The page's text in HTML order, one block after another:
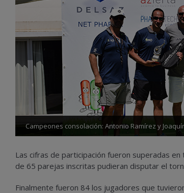
Campeones consolación: Antonio Ramírez y
Las cifras de participación fueron superadas
de 65 parejas inscritas pudieran disputar el
Finalmente fueron 84 los jugadores que